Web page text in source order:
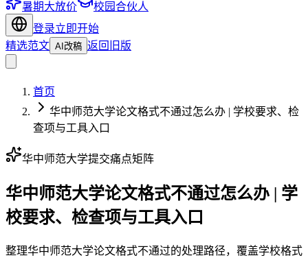
暑期大放价
校园合伙人
登录立即开始
精选范文 AI改稿 返回旧版
首页
华中师范大学论文格式不通过怎么办 | 学校要求、检
查项与工具入口
华中师范大学提交痛点矩阵
华中师范大学论文格式不通过怎么办 | 学
校要求、检查项与工具入口
整理华中师范大学论文格式不通过的处理路径，覆盖学校格式